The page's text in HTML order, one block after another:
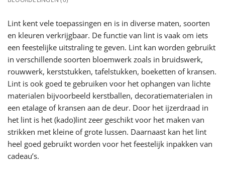
Lint kent vele toepassingen en is in diverse maten, soorten
en kleuren verkrijgbaar. De functie van lint is vaak om iets
een feestelijke uitstraling te geven. Lint kan worden gebruikt
in verschillende soorten bloemwerk zoals in bruidswerk,
rouwwerk, kerststukken, tafelstukken, boeketten of kransen.
Lint is ook goed te gebruiken voor het ophangen van lichte
materialen bijvoorbeeld kerstballen, decoratiematerialen in
een etalage of kransen aan de deur. Door het ijzerdraad in
het lint is het (kado)lint zeer geschikt voor het maken van
strikken met kleine of grote lussen. Daarnaast kan het lint
heel goed gebruikt worden voor het feestelijk inpakken van
cadeau’s.